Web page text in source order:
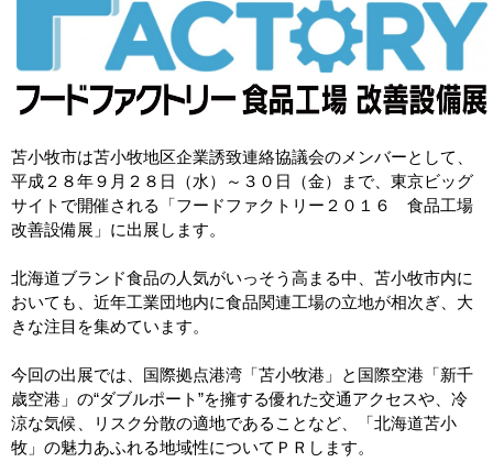
苫小牧市は苫小牧地区企業誘致連絡協議会のメンバーとして、
平成２８年９月２８日（水）～３０日（金）まで、東京ビッグ
サイトで開催される「フードファクトリー２０１６ 食品工場
改善設備展」に出展します。
北海道ブランド食品の人気がいっそう高まる中、苫小牧市内に
おいても、近年工業団地内に食品関連工場の立地が相次ぎ、大
きな注目を集めています。
今回の出展では、国際拠点港湾「苫小牧港」と国際空港「新千
歳空港」の“ダブルポート”を擁する優れた交通アクセスや、冷
涼な気候、リスク分散の適地であることなど、「北海道苫小
牧」の魅力あふれる地域性についてＰＲします。